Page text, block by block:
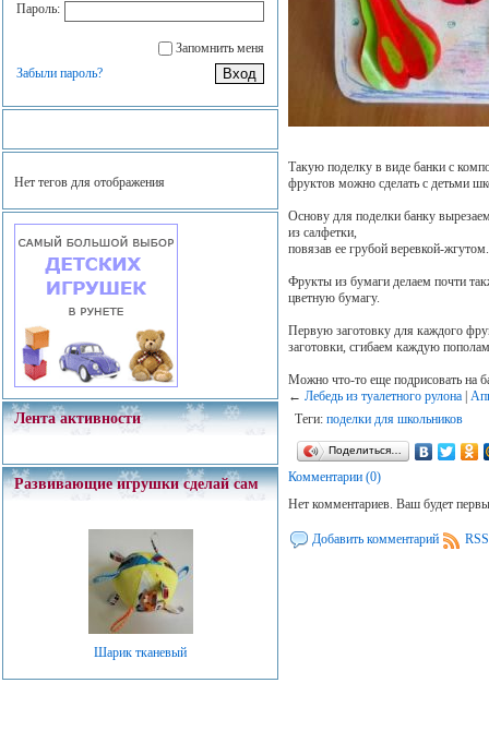
Пароль:
Запомнить меня
Забыли пароль?
Нет тегов для отображения
Лента активности
Развивающие игрушки сделай сам
Шарик тканевый
Такую поделку в виде банки с
фруктов можно сделать с детьми
Основу для поделки банку
из салфетки,
повязав ее грубой веревкой-жгутом.
Фрукты из бумаги делаем почти
цветную бумагу.
Первую заготовку для каждого
заготовки, сгибаем каждую
Можно что-то еще подрисовать на
← Лебедь из туалетного рулона|
Теги: поделки для школьников
Поделиться…
Комментарии (0)
Нет комментариев. Ваш будет
Добавить комментарий